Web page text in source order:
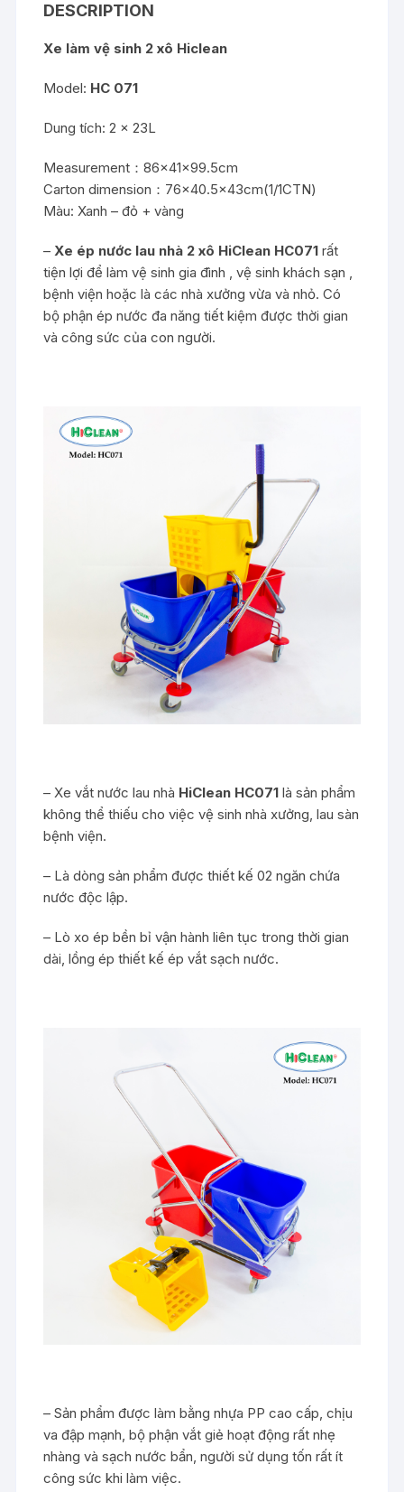
DESCRIPTION
Xe làm vệ sinh 2 xô Hiclean
Model: HC 071
Dung tích: 2 x 23L
Measurement：86×41×99.5cm
Carton dimension：76×40.5×43cm(1/1CTN)
Màu: Xanh – đỏ + vàng
– Xe ép nước lau nhà 2 xô HiClean HC071 rất
tiện lợi để làm vệ sinh gia đình , vệ sinh khách sạn ,
bệnh viện hoặc là các nhà xưởng vừa và nhỏ. Có
bộ phận ép nước đa năng tiết kiệm được thời gian
và công sức của con người.
– Xe vắt nước lau nhà HiClean HC071 là sản phẩm
không thể thiếu cho việc vệ sinh nhà xưởng, lau sàn
bệnh viện.
– Là dòng sản phẩm được thiết kế 02 ngăn chứa
nước độc lập.
– Lò xo ép bền bỉ vận hành liên tục trong thời gian
dài, lồng ép thiết kế ép vắt sạch nước.
– Sản phẩm được làm bằng nhựa PP cao cấp, chịu
va đập mạnh, bộ phận vắt giẻ hoạt động rất nhẹ
nhàng và sạch nước bẩn, người sử dụng tốn rất ít
công sức khi làm việc.